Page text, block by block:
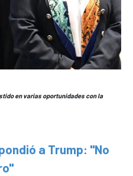
en varias oportunidades con la
a Trump: "No